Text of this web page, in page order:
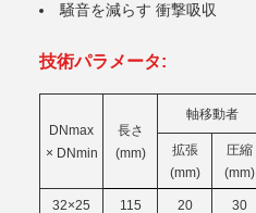
騒音を減らす 衝撃吸収
技術パラメータ:
DNmax
× DNmin
長さ
(mm)
軸移動者
拡張
(mm)
圧縮
(mm)
32×25 115 20 30